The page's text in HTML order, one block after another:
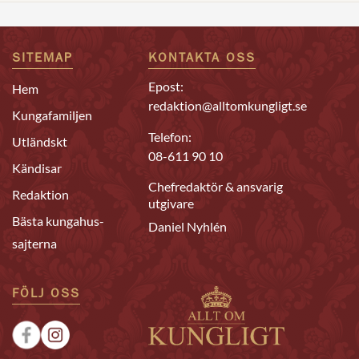
SITEMAP
Hem
Kungafamiljen
Utländskt
Kändisar
Redaktion
Bästa kungahus-
sajterna
KONTAKTA OSS
Epost:
redaktion@alltomkungligt.se
Telefon:
08-611 90 10
Chefredaktör & ansvarig
utgivare
Daniel Nyhlén
FÖLJ OSS